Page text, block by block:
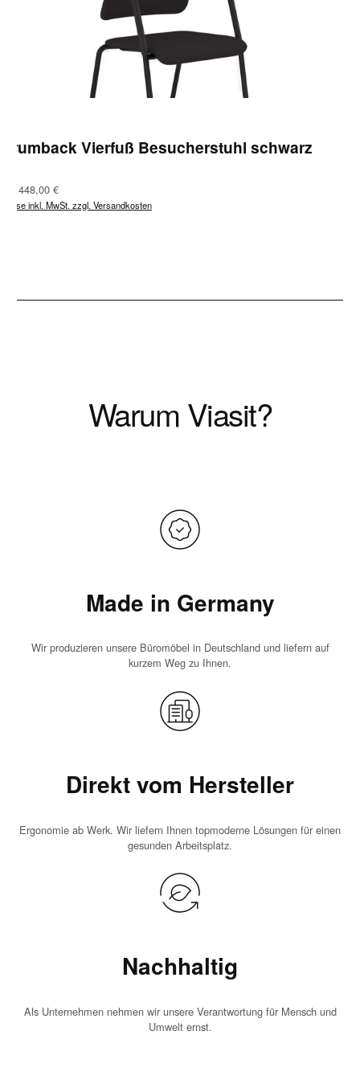
Drumback Vierfuß Besucherstuhl schwarz
Regulärer Preis:
448,00 €
Preise inkl. MwSt. zzgl. Versandkosten
Warum Viasit?
Made in Germany
Wir produzieren unsere Büromöbel in Deutschland und liefern auf
kurzem Weg zu Ihnen.
Direkt vom Hersteller
Ergonomie ab Werk. Wir liefern Ihnen topmoderne Lösungen für einen
gesunden Arbeitsplatz.
Nachhaltig
Als Unternehmen nehmen wir unsere Verantwortung für Mensch und
Umwelt ernst.